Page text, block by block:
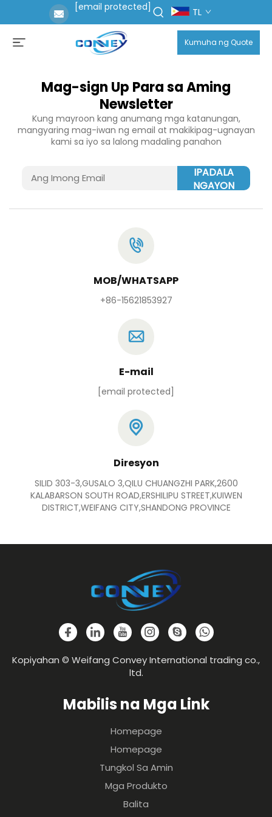
[email protected] TL
Kumuha ng Quote
Mag-sign Up Para sa Aming
Newsletter
Kung mayroon kang anumang mga katanungan,
mangyaring mag-iwan ng email at makikipag-ugnayan
kami sa iyo sa lalong madaling panahon
IPADALA
NGAYON
MOB/WHATSAPP
+86-15621853927
E-mail
[email protected]
Diresyon
SILID 303-3,GUSALO 3,QILU CHUANGZHI PARK,2600
KALABARSON SOUTH ROAD,ERSHILIPU STREET,KUIWEN
DISTRICT,WEIFANG CITY,SHANDONG PROVINCE
Kopiyahan © Weifang Convey International trading co.,
ltd.
Mabilis na Mga Link
Homepage
Homepage
Tungkol Sa Amin
Mga Produkto
Balita